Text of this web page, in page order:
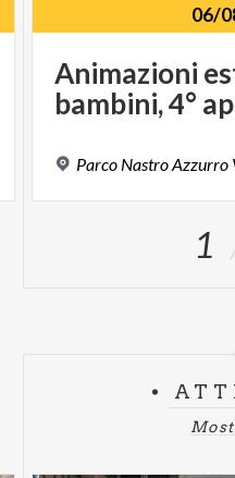
06/
Animazioni
bambini,4°
Parco NastroAzzurro
1